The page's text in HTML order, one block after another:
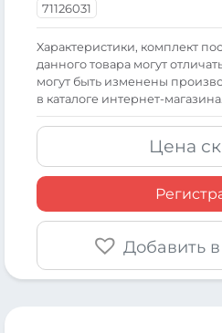
71126031
Xарактеристики, комплект
данного товара могут
могут быть изменены
в каталоге интернет-магазина.
Цена
Добавить